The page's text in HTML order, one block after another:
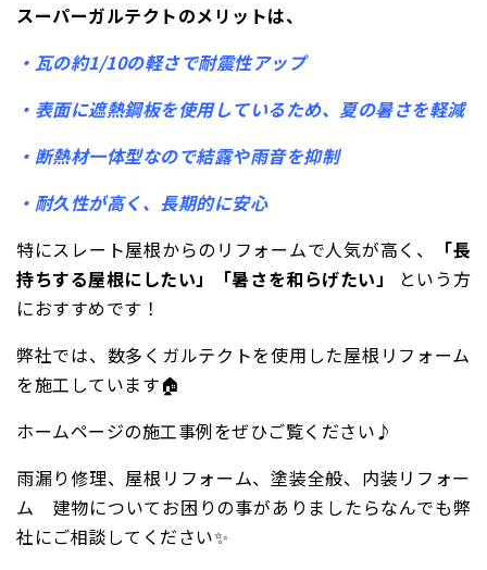
スーパーガルテクトのメリットは、
・瓦の約1/10の軽さで耐震性アップ
・表面に遮熱鋼板を使用しているため、夏の暑さを軽減
・断熱材一体型なので結露や雨音を抑制
・耐久性が高く、長期的に安心
特にスレート屋根からのリフォームで人気が高く、
「長
持ちする屋根にしたい」「暑さを和らげたい」
という方
におすすめです！
弊社では、数多くガルテクトを使用した屋根リフォーム
を施工しています🏠
ホームページの施工事例をぜひご覧ください♪
雨漏り修理、屋根リフォーム、塗装全般、内装リフォー
ム 建物についてお困りの事がありましたらなんでも弊
社にご相談してください✨